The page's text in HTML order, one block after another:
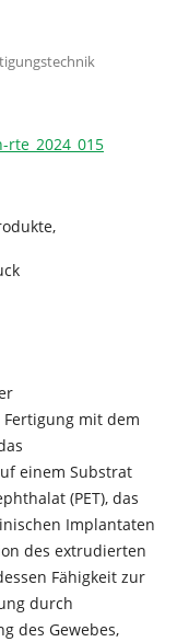
mit dem
einem Substrat
(PET), das
Implantaten
des extrudierten
Fähigkeit zur
durch
des Gewebes,